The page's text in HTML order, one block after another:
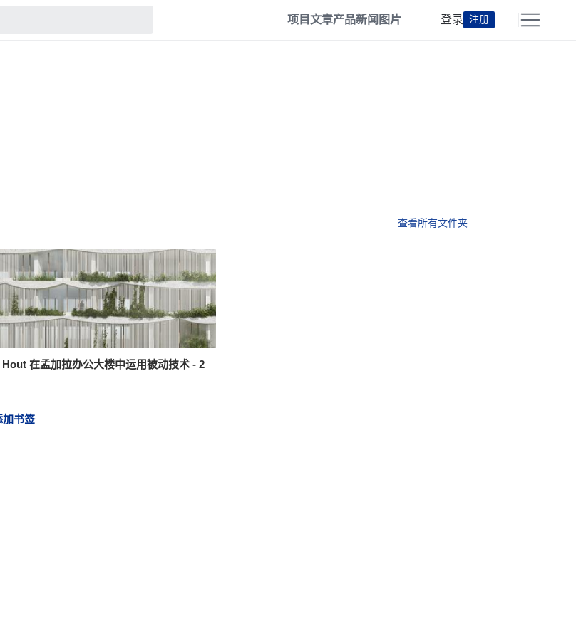
项目文章产品新闻 图片 登录 注册
查看所有文件夹
Hout 在孟加拉办公大楼中运用被动技术 - 2
加书签